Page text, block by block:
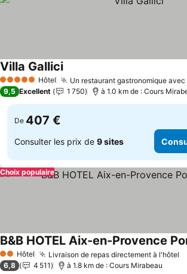
5 Étoiles Hôtel Un restaurant gastronomique
Villa Gallici
9,5 Excellent 1 750 à 1.0 km de : Cours
De 407 €
Consulter les prix de 9 sites
Choix populaire
2 Étoiles
Hôtel Livraison de repas directement à l'hôtel
B&B HOTEL Aix-en-Provence
6,8 4 511 à 1.8 km de : Cours Mirabeau